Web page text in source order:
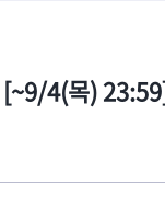
[~9/4(목)